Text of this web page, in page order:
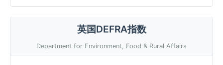
英国DEFRA指数
Department for Environment, Food & Rural Affairs